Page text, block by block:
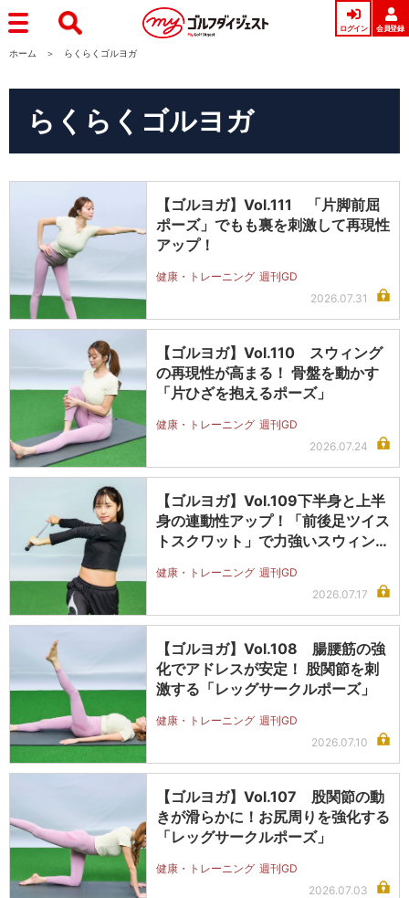
ログイン 会員登録
ホーム らくらくゴルヨガ
らくらくゴルヨガ
【ゴルヨガ】Vol.111 「片脚前屈
ポーズ」でもも裏を刺激して再現性
アップ！
健康・トレーニング 週刊GD
2026.07.31
【ゴルヨガ】Vol.110 スウィング
の再現性が高まる！ 骨盤を動かす
「片ひざを抱えるポーズ」
健康・トレーニング 週刊GD
2026.07.24
【ゴルヨガ】Vol.109下半身と上半
身の連動性アップ！「前後足ツイス
トスクワット」で力強いスウィン…
健康・トレーニング 週刊GD
2026.07.17
【ゴルヨガ】Vol.108 腸腰筋の強
化でアドレスが安定！ 股関節を刺
激する「レッグサークルポーズ」
健康・トレーニング 週刊GD
2026.07.10
【ゴルヨガ】Vol.107 股関節の動
きが滑らかに！お尻周りを強化する
「レッグサークルポーズ」
健康・トレーニング 週刊GD
2026.07.03